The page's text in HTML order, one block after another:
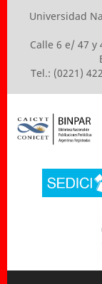
Universidad
Calle 6 e/ 47
Tel.: (0221)